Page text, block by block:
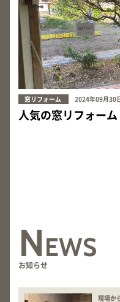
窓リフォーム 2024年09月30
人気の窓リフォーム
NEWS
お知らせ
現場か